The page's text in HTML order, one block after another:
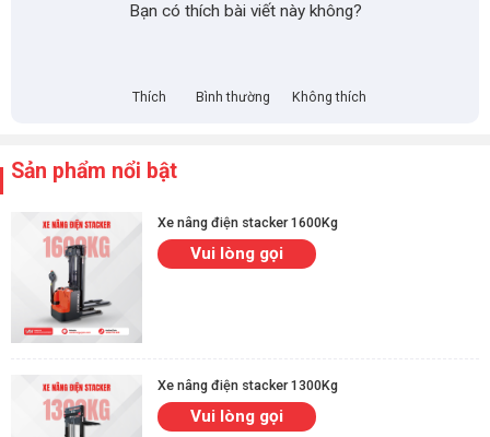
Bạn có thích bài viết này không?
Thích Bình thường Không thích
Sản phẩm nổi bật
Xe nâng điện stacker 1600Kg
Vui lòng gọi
Xe nâng điện stacker 1300Kg
Vui lòng gọi